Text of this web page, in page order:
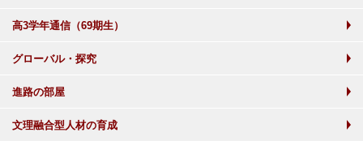
高3学年通信（69期生）
グローバル・探究
進路の部屋
文理融合型人材の育成